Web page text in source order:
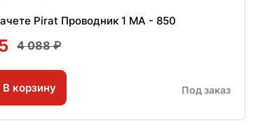
Pirat Проводник 1 МА - 850
4 088
В корзину Под заказ